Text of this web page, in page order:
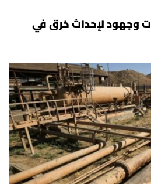
وجهود لإحداث خرق في